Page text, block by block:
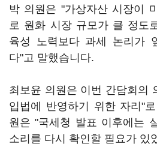
박 의원은 "가상자산 시장이
로 원화 시장 규모가 클 정도
육성 노력보다 과세 논리가
다"고 말했습니다.
최보윤 의원은 이번 간담회의
입법에 반영하기 위한 자리"
원은 "국세청 발표 이후에는
소리를 다시 확인할 필요가 있